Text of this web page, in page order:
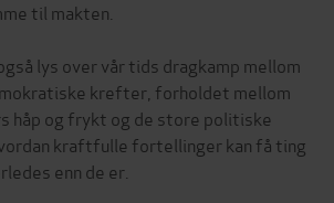
til makten.
lys over vår tids dragkamp mellom
krefter, forholdet mellom
håp og frykt og de store politiske
kraftfulle fortellinger kan få ting
enn de er.